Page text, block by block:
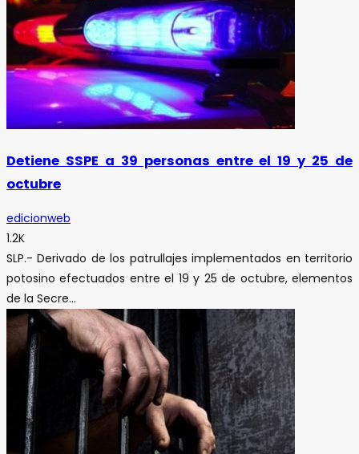
Detiene SSPE a 39 personas entre el 19 y 25 de
octubre
edicionweb
1.2K
SLP.- Derivado de los patrullajes implementados en territorio
potosino efectuados entre el 19 y 25 de octubre, elementos
de la Secre...